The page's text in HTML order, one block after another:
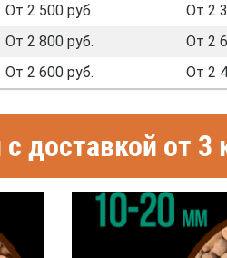
От 2 500 руб.
От 2
От 2 800 руб.
От 2
От 2 600 руб. От 2
доставкой от 3